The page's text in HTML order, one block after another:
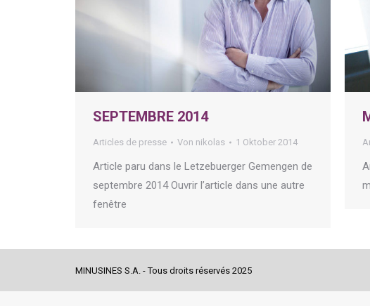
SEPTEMBRE 2014
Articles de presse Von nikolas 1 Oktober 2014
Article paru dans le Letzebuerger Gemengen de
septembre 2014 Ouvrir l’article dans une autre
fenêtre
MINUSINES S.A. - Tous droits réservés 2025